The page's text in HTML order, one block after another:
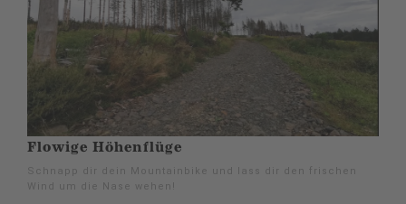
Flowige Höhenflüge
Schnapp dir dein Mountainbike und lass dir den frischen
Wind um die Nase wehen!